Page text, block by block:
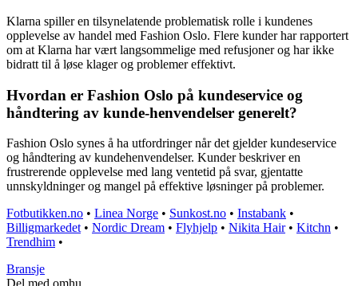
Klarna spiller en tilsynelatende problematisk rolle i kundenes
opplevelse av handel med Fashion Oslo. Flere kunder har rapportert
om at Klarna har vært langsommelige med refusjoner og har ikke
bidratt til å løse klager og problemer effektivt.
Hvordan er Fashion Oslo på kundeservice og
håndtering av kunde-henvendelser generelt?
Fashion Oslo synes å ha utfordringer når det gjelder kundeservice
og håndtering av kundehenvendelser. Kunder beskriver en
frustrerende opplevelse med lang ventetid på svar, gjentatte
unnskyldninger og mangel på effektive løsninger på problemer.
Fotbutikken.no • Linea Norge • Sunkost.no • Instabank •
Billigmarkedet• Nordic Dream • Flyhjelp • Nikita Hair• Kitchn •
Trendhim •
Bransje